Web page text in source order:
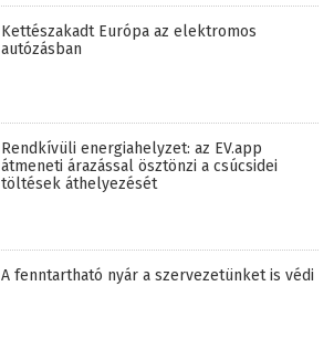
Kettészakadt Európa az elektromos
autózásban
Rendkívüli energiahelyzet: az EV.app
átmeneti árazással ösztönzi a csúcsidei
töltések áthelyezését
A fenntartható nyár a szervezetünket is védi